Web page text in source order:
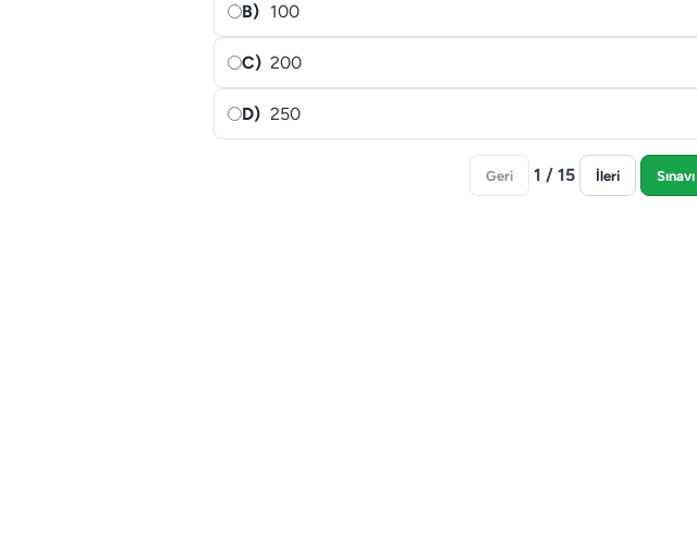
B) 100
C) 200
D) 250
Geri 1 / 15 İleri